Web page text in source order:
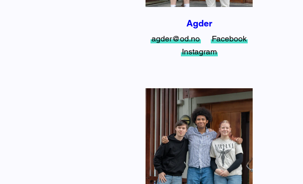
Agder
agder@od.no
Facebook
Instagram